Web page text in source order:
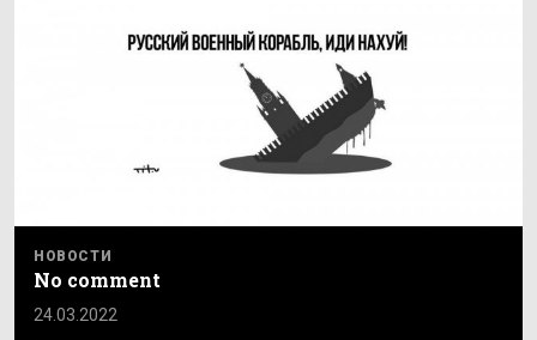
НОВОСТИ
No comment
24.03.2022